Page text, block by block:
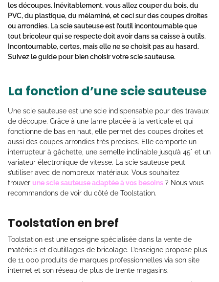
les découpes. Inévitablement, vous allez couper du bois, du
PVC, du plastique, du mélaminé, et ceci sur des coupes droites
ou arrondies. La scie sauteuse est l’outil incontournable que
tout bricoleur qui se respecte doit avoir dans sa caisse à outils.
Incontournable, certes, mais elle ne se choisit pas au hasard.
Suivez le guide pour bien choisir votre scie sauteuse.
La fonction d’une scie sauteuse
Une scie sauteuse est une scie indispensable pour des travaux
de découpe. Grâce à une lame placée à la verticale et qui
fonctionne de bas en haut, elle permet des coupes droites et
aussi des coupes arrondies très précises. Elle comporte un
interrupteur à gâchette, une semelle inclinable jusqu’à 45° et un
variateur électronique de vitesse. La scie sauteuse peut
s’utiliser avec de nombreux matériaux. Vous souhaitez
trouver une scie sauteuse adaptée à vos besoins ? Nous vous
recommandons de voir du côté de Toolstation.
Toolstation en bref
Toolstation est une enseigne spécialisée dans la vente de
matériels et d’outillages de bricolage. L’enseigne propose plus
de 11 000 produits de marques professionnelles via son site
internet et son réseau de plus de trente magasins.